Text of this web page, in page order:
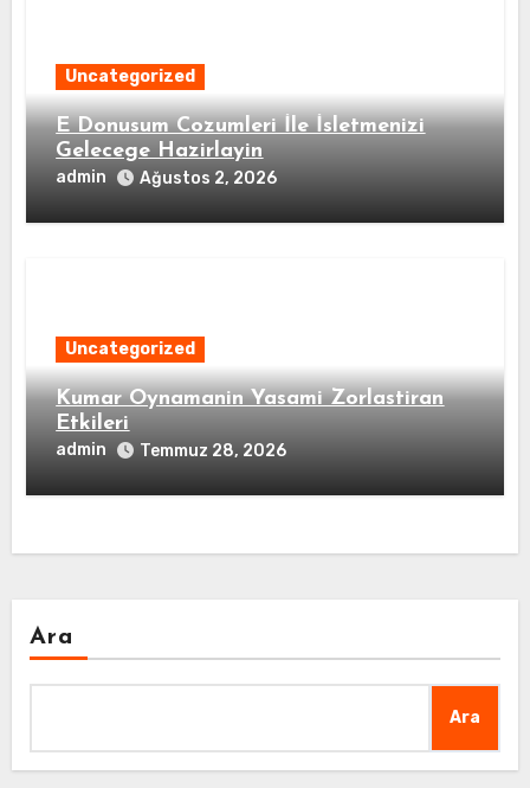
Uncategorized
E Donusum Cozumleri İle İsletmenizi
Gelecege Hazirlayin
admin Ağustos 2, 2026
Uncategorized
Kumar Oynamanin Yasami Zorlastiran
Etkileri
admin Temmuz 28, 2026
Ara
Ara